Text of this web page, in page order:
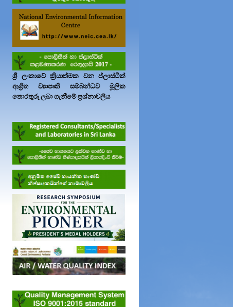
ශ්‍රී ලංකාවේ ක්‍රියාත්මක වන ප්ලාස්ටික්
ආශ්‍රිත ව්‍යාපෘති සම්බන්ධව මූලික
තොරතුරු ලබා ගැනීමේ ප්‍රශ්නාවලිය